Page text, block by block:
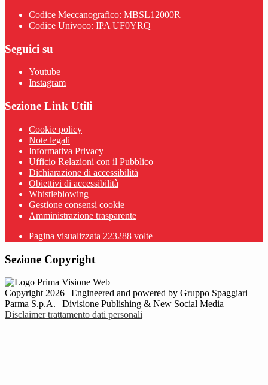
Codice Meccanografico: MBSL12000R
Codice Univoco: IPA UF0YRQ
Seguici su
Youtube
Instagram
Sezione Link Utili
Cookie policy
Note legali
Informativa Privacy
Ufficio Relazioni con il Pubblico
Dichiarazione di accessibilità
Obiettivi di accessibilità
Whistleblowing
Gestione consensi cookie
Amministrazione trasparente
Pagina visualizzata 223288 volte
Sezione Copyright
Copyright 2026 | Engineered and powered by Gruppo Spaggiari
Parma S.p.A. | Divisione Publishing & New Social Media
Disclaimer trattamento dati personali